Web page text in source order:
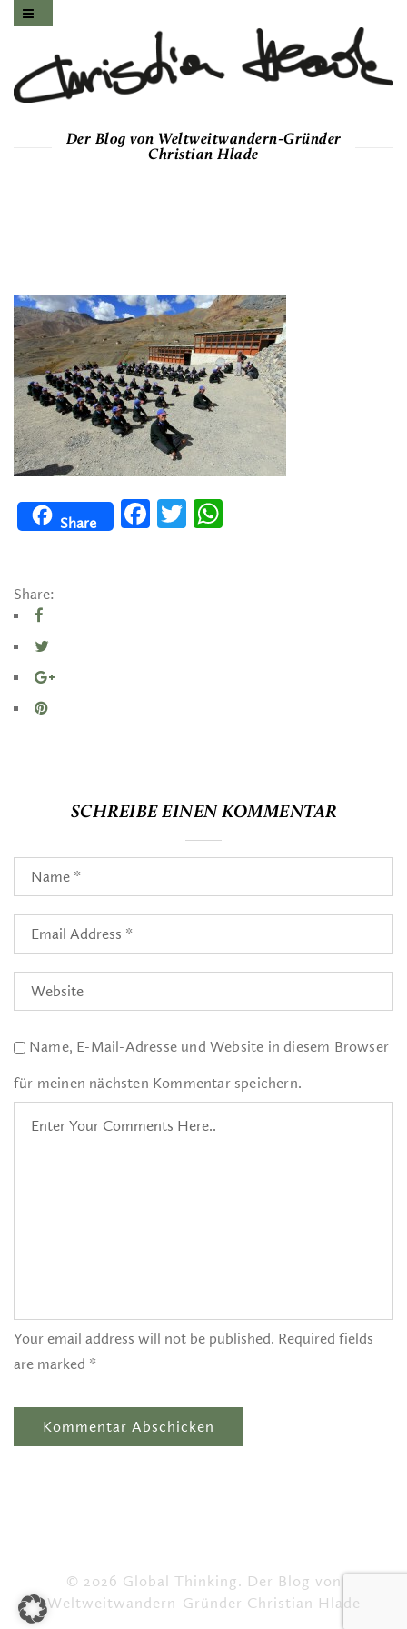
Der Blog von Weltweitwandern-Gründer
Christian Hlade
Share
FacebookTwitter
Share:
SCHREIBE EINEN KOMMENTAR
Name, E-Mail-Adresse und Website in diesem Browser
für meinen nächsten Kommentar speichern.
Your email address will not be published. Required fields
are marked *
© 2026 Global Thinking. Der Blog von
Weltweitwandern-Gründer Christian Hlade